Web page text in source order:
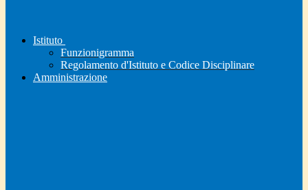
Istituto
Funzionigramma
Regolamento d'Istituto e Codice Disciplinare
Amministrazione